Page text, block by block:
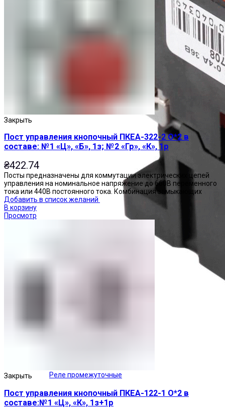
Реле промежуточные
Закрыть
Пост управления кнопочный ПКЕА-322-2 О*2 в
составе: №1 «Ц», «Б», 1з; №2 «Гр», «К», 1р
₴422.74
Посты предназначены для коммутации электрических цепей
управления на номинальное напряжение до 660В переменного
тока или 440В постоянного тока. Комбинация замыкающих
Добавить в список желаний
В корзину
Просмотр
Закрыть
Пост управления кнопочный ПКЕА-122-1 О*2 в
составе:№1 «Ц», «К», 1з+1р